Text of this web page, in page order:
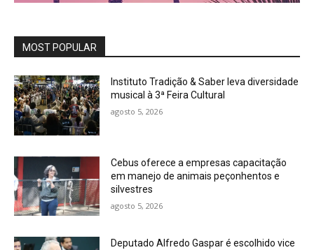
MOST POPULAR
Instituto Tradição & Saber leva diversidade
musical à 3ª Feira Cultural
agosto 5, 2026
Cebus oferece a empresas capacitação
em manejo de animais peçonhentos e
silvestres
agosto 5, 2026
Deputado Alfredo Gaspar é escolhido vice